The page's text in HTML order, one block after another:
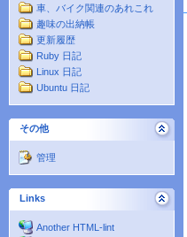
車、バイク関連のあれこれ
趣味の出納帳
更新履歴
Ruby 日記
Linux 日記
Ubuntu 日記
その他
管理
Links
Another HTML-lint